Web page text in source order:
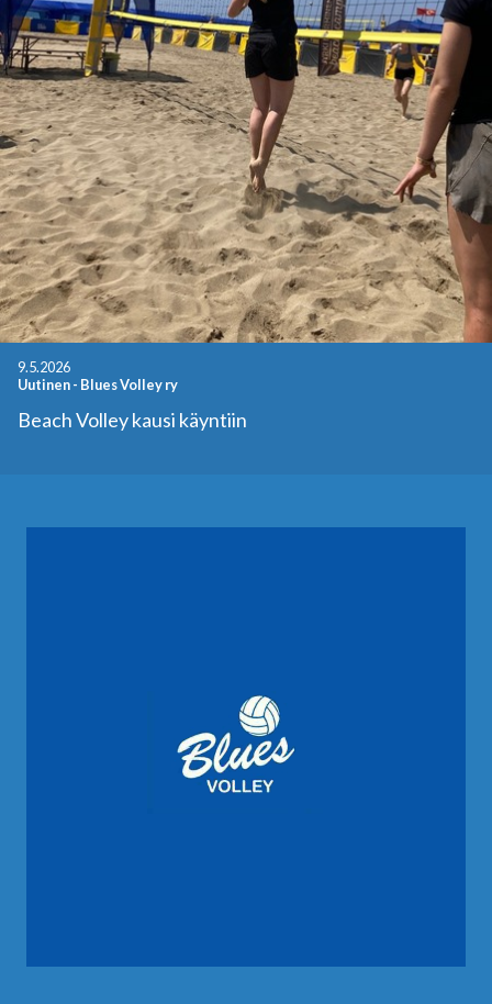
9.5.2026
Uutinen- Blues Volley ry
Beach Volley kausi käyntiin